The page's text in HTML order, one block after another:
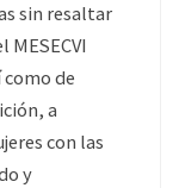
sin resaltar
de
a
con las
y